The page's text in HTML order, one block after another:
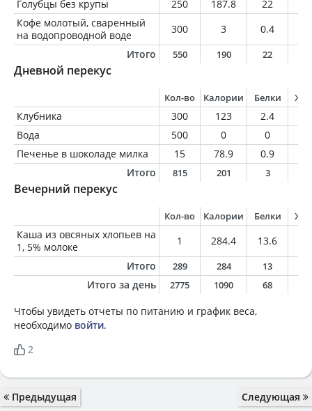
Голубцы без крупы 250 187.8 22
Кофе молотый, сваренный
на водопроводной воде
300 3 0.4
Итого
550 190 22
Дневной перекус
Кол-во Калории Белки
Клубника 300 123 2.4
Вода
500 0 0
Печенье в шоколаде милка
15 78.9 0.9
Итого
815 201 3
Вечерний перекус
Кол-во Калории Белки
Каша из овсяных хлопьев на
1, 5% молоке
1 284.4 13.6
Итого
289 284 13
Итого за день 2775 1090 68
Чтобы увидеть отчеты по питанию и график веса,
необходимо войти.
2
Предыдущая Следующая